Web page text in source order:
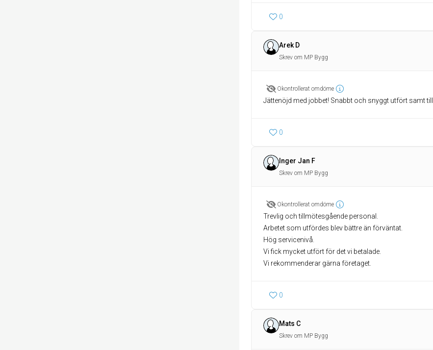
0
Arek D
Skrev om MP Bygg
Okontrollerat omdöme
Jättenöjd med jobbet! Snabbt och snyggt utfört samt till
0
Inger Jan F
Skrev om MP Bygg
Okontrollerat omdöme
Trevlig och tillmötesgående personal.
Arbetet som utfördes blev bättre än förväntat.
Hög servicenivå.
Vi fick mycket utfört för det vi betalade.
Vi rekommenderar gärna företaget.
0
Mats C
Skrev om MP Bygg